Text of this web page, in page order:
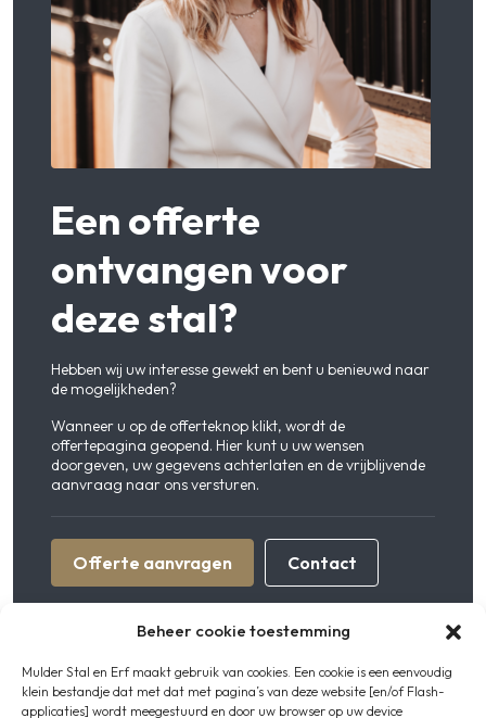
Beheer cookie toestemming
Mulder Stal en Erf maakt gebruik van cookies. Een cookie is een eenvoudig
klein bestandje dat met dat met pagina’s van deze website [en/of Flash-
applicaties] wordt meegestuurd en door uw browser op uw device
Een offerte
ontvangen voor
deze stal?
Hebben wij uw interesse gewekt en bent u benieuwd naar
de mogelijkheden?
Wanneer u op de offerteknop klikt, wordt de
offertepagina geopend. Hier kunt u uw wensen
doorgeven, uw gegevens achterlaten en de vrijblijvende
aanvraag naar ons versturen.
Offerte aanvragen Contact